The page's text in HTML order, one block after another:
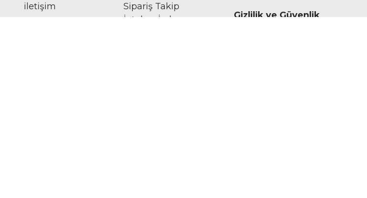
Gizlilik ve Güvenlik
iletişim
Sipariş Takip
İptal ve İade